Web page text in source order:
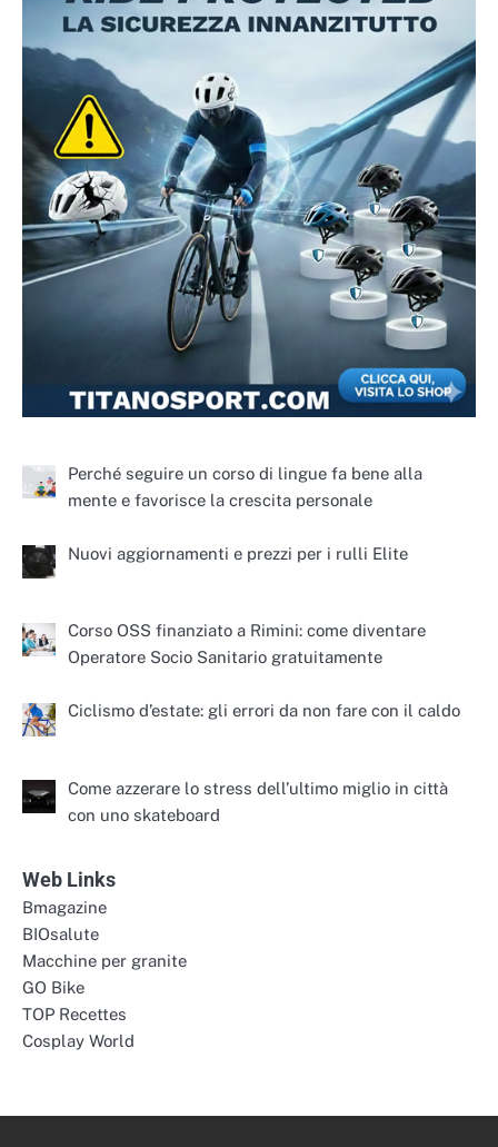
Perché seguire un corso di lingue fa bene alla
mente e favorisce la crescita personale
Nuovi aggiornamenti e prezzi per i rulli Elite
Corso OSS finanziato a Rimini: come diventare
Operatore Socio Sanitario gratuitamente
Ciclismo d’estate: gli errori da non fare con il caldo
Come azzerare lo stress dell’ultimo miglio in città
con uno skateboard
Web Links
Bmagazine
BIOsalute
Macchine per granite
GO Bike
TOP Recettes
Cosplay World